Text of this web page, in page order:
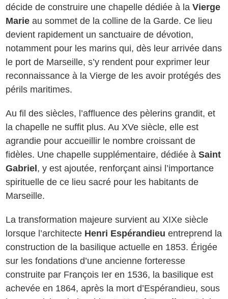
décide de construire une chapelle dédiée à laVierge
Marie au sommet de la colline de la Garde. Ce lieu
devient rapidement un sanctuaire de dévotion,
notamment pour les marins qui, dès leur arrivée dans
le port de Marseille, s’y rendent pour exprimer leur
reconnaissance à la Vierge de les avoir protégés des
périls maritimes.
Au fil des siècles, l’affluence des pèlerins grandit, et
la chapelle ne suffit plus. Au XVe siècle, elle est
agrandie pour accueillir le nombre croissant de
fidèles. Une chapelle supplémentaire, dédiée àSaint
Gabriel, y est ajoutée, renforçant ainsi l’importance
spirituelle de ce lieu sacré pour les habitants de
Marseille.
La transformation majeure survient au XIXe siècle
lorsque l’architecte Henri Espérandieu entreprend la
construction de la basilique actuelle en 1853. Érigée
sur les fondations d’une ancienne forteresse
construite par François Ier en 1536, la basilique est
achevée en 1864, après la mort d’Espérandieu, sous